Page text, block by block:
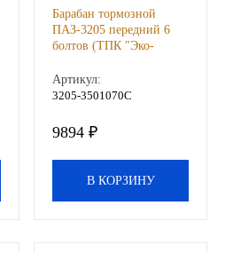
Барабан тормозной
ПАЗ-3205 передний 6
болтов (ТПК "Эко-
Артикул:
3205-3501070С
9894 ₽
В КОРЗИНУ